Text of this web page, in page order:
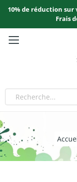
10% de réduction sur
Frais